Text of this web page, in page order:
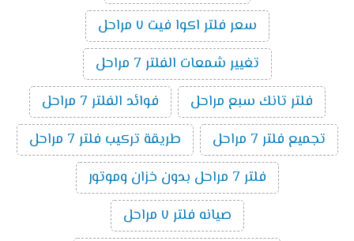
سعر فلتر اكوا فيت ٧ مراحل
تغيير شمعات الفلتر 7 مراحل
فلتر تانك سبع مراحل
فوائد الفلتر 7 مراحل
تجميع فلتر 7 مراحل
طريقة تركيب فلتر 7 مراحل
فلتر 7 مراحل بدون خزان وموتور
صيانه فلتر ٧ مراحل